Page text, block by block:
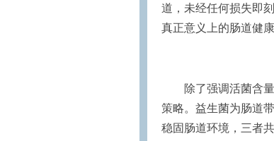
道，未经任何损失即
真正意义上的肠道健康
除了强调活菌含
策略。益生菌为肠道
稳固肠道环境，三者